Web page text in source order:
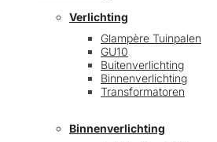
Verlichting
Glampère Tuinpalen
GU10
Buitenverlichting
Binnenverlichting
Transformatoren
Binnenverlichting